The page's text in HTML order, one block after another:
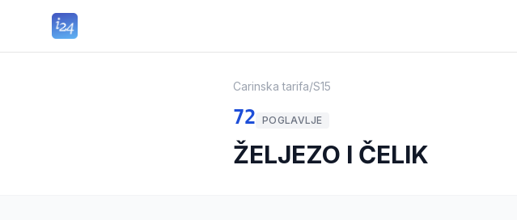
Carinska tarifa/S15
72 POGLAVLJE
ŽELJEZO I ČELIK